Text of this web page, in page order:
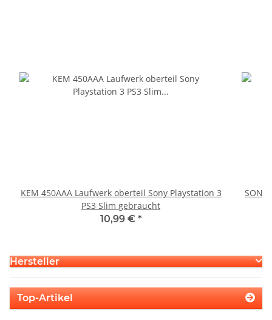
KEM 450AAA Laufwerk oberteil Sony Playstation 3
PS3 Slim gebraucht
10,99 € *
Hersteller
Top-Artikel